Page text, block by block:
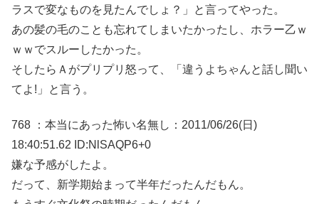
ラスで変なものを見たんでしょ？」と言ってやった。
あの髪の毛のことも忘れてしまいたかったし、ホラー乙ｗ
ｗｗでスルーしたかった。
そしたらＡがプリプリ怒って、「違うよちゃんと話し聞い
てよ!」と言う。
768 ：本当にあった怖い名無し：2011/06/26(日)
18:40:51.62 ID:NlSAQP6+0
嫌な予感がしたよ。
だって、新学期始まって半年だったんだもん。